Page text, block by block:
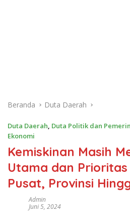
Beranda Duta Daerah
Duta Daerah, Duta Politik dan
Ekonomi
Kemiskinan Masih
Utama dan
Pusat, Provinsi
Admin
Juni 5, 2024